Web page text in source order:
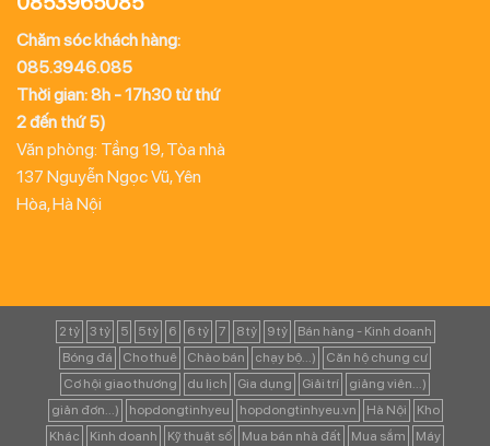
Chăm sóc khách hàng:
085.3946.085
Thời gian: 8h - 17h30 từ thứ
2 đến thứ 5)
Văn phòng: Tầng 19, Tòa nhà
137 Nguyễn Ngọc Vũ, Yên
Hòa, Hà Nội
2 tỷ 3 tỷ 5 5 tỷ 6 6 tỷ 7 8 tỷ 9 tỷ
Bán hàng - Kinh doanh
Bóng đá
Cho thuê Chào bán chạy bộ...)
Căn hộ chung cư
Cơ hội giao thương
du lịch Gia dụng Giải trí
giảng viên...)
giản đơn...)
hopdongtinhyeu hopdongtinhyeu.vn Hà Nội
Kho
Khác
Kinh doanh Kỹ thuật số Mua bán nhà đất Mua sắm
Máy